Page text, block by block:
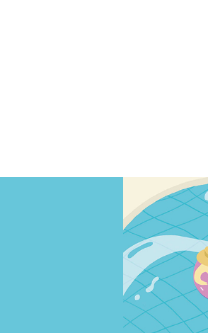
KURSKALENDER
STILLINGER
KJØP & SALG
ANNONSERING
FOR FORFATTERE